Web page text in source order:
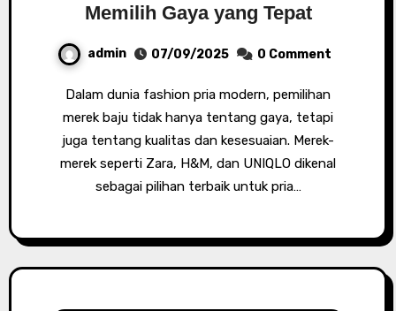
Memilih Gaya yang Tepat
admin 07/09/2025 0 Comment
Dalam dunia fashion pria modern, pemilihan
merek baju tidak hanya tentang gaya, tetapi
juga tentang kualitas dan kesesuaian. Merek-
merek seperti Zara, H&M, dan UNIQLO dikenal
sebagai pilihan terbaik untuk pria…